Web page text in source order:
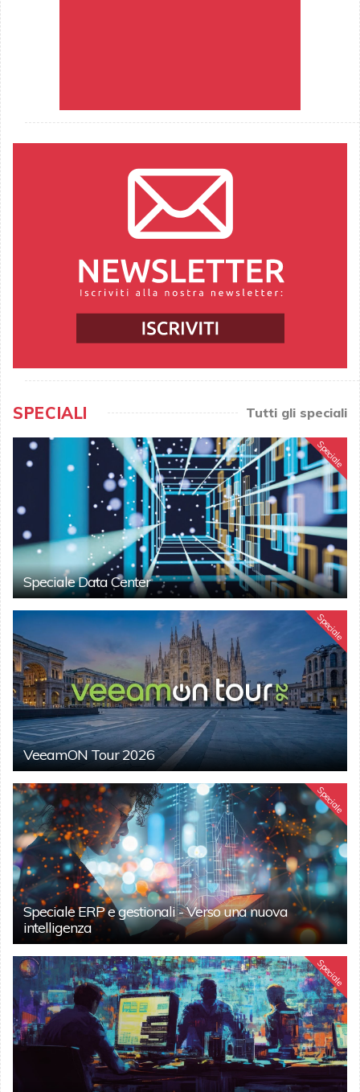
SPECIALI Tutti gli speciali
Speciale
Speciale Data Center
Speciale
VeeamON Tour 2026
Speciale
Speciale ERP e gestionali - Verso una nuova
intelligenza
Speciale